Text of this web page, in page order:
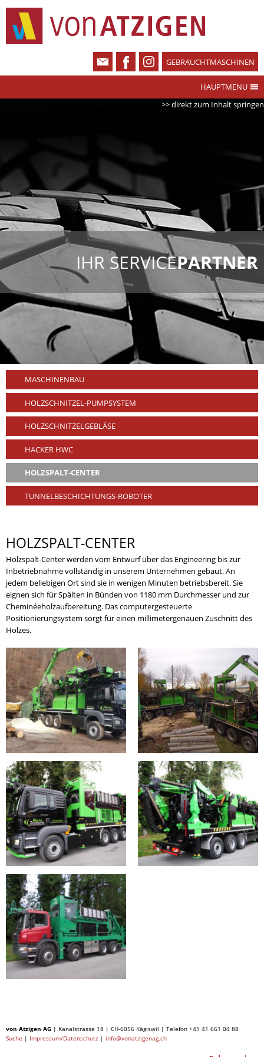
GEBRAUCHTMASCHINEN
HAUPTMENU
>> direkt zum Inhalt springen
IHR SERVICEPARTNER
MASCHINENBAU
HOLZSCHNITZEL-PUMPSYSTEM
HOLZSCHNITZELGEBLÄSE
HACKER HWC
HOLZSPALT-CENTER
TUNNELBESCHICHTUNGS-ROBOTER
HOLZSPALT-CENTER
Holzspalt-Center werden vom Entwurf über das Engineering bis zur
Inbetriebnahme vollständig in unserem Unternehmen gebaut. An
jedem beliebigen Ort sind sie in wenigen Minuten betriebsbereit. Sie
eignen sich für Spälten in Bünden von 1180 mm Durchmesser und zur
Cheminéeholzaufbereitung. Das computergesteuerte
Positionierungsystem sorgt für einen millimetergenauen Zuschnitt des
Holzes.
von Atzigen AG| Kanalstrasse 18 | CH-6056 Kägiswil | Telefon +41 41 661 04 88
Suche | Impressum/Datenschutz| info@vonatzigenag.ch